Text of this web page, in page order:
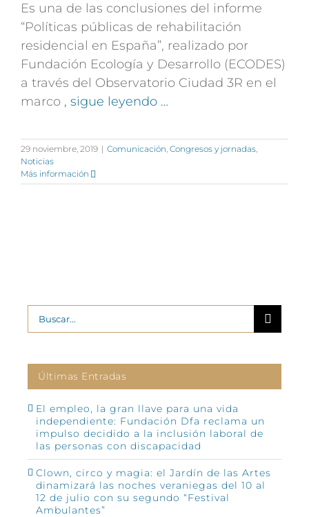
Es una de las conclusiones del informe
“Políticas públicas de rehabilitación
residencial en España”, realizado por
Fundación Ecología y Desarrollo (ECODES)
a través del Observatorio Ciudad 3R en el
marco , sigue leyendo …
29 noviembre, 2019 | Comunicación, Congresos y jornadas,
Noticias
Más información
Buscar:
Últimas Entradas
El empleo, la gran llave para una vida
independiente: Fundación Dfa reclama un
impulso decidido a la inclusión laboral de
las personas con discapacidad
Clown, circo y magia: el Jardín de las Artes
dinamizará las noches veraniegas del 10 al
12 de julio con su segundo “Festival
Ambulantes”